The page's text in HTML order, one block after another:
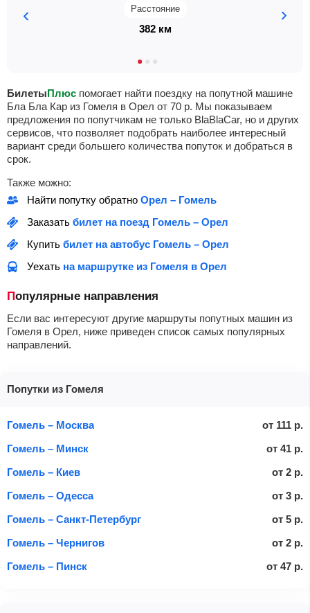
Расстояние
382 км
БилетыПлюс помогает найти поездку на попутной машине
Бла Бла Кар из Гомеля в Орел от 70 р. Мы показываем
предложения по попутчикам не только BlaBlaCar, но и других
сервисов, что позволяет подобрать наиболее интересный
вариант среди большего количества попуток и добраться в
срок.
Также можно:
Найти попутку обратно Орел – Гомель
Заказать билет на поезд Гомель – Орел
Купить билет на автобус Гомель – Орел
Уехать на маршрутке из Гомеля в Орел
Популярные направления
Если вас интересуют другие маршруты попутных машин из
Гомеля в Орел, ниже приведен список самых популярных
направлений.
Попутки из Гомеля
Гомель – Москва от 111 р.
Гомель – Минск
от 41 р.
Гомель – Киев
от 2 р.
Гомель – Одесса
от 3 р.
Гомель – Санкт-Петербург
от 5 р.
Гомель – Чернигов
от 2 р.
Гомель – Пинск
от 47 р.